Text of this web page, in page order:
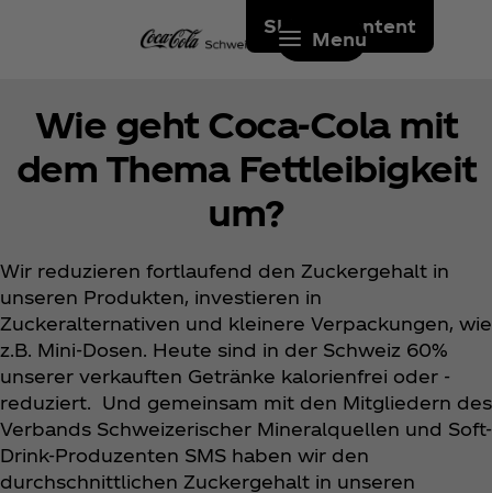
Skip to content
Menu
Wie geht Coca‑Cola mit
dem Thema Fettleibigkeit
um?
Wir reduzieren fortlaufend den Zuckergehalt in
unseren Produkten, investieren in
Zuckeralternativen und kleinere Verpackungen, wie
z.B. Mini-Dosen. Heute sind in der Schweiz 60%
unserer verkauften Getränke kalorienfrei oder -
reduziert. Und gemeinsam mit den Mitgliedern des
Verbands Schweizerischer Mineralquellen und Soft-
Drink-Produzenten SMS haben wir den
durchschnittlichen Zuckergehalt in unseren